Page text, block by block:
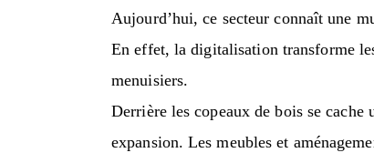
Aujourd’hui, ce secteur connaît une
En effet, la digitalisation transforme
menuisiers.
Derrière les copeaux de bois se
expansion. Les meubles et